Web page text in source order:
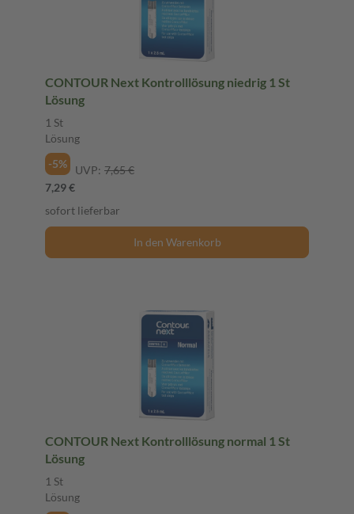
CONTOUR Next Kontrolllösung niedrig 1 St
Lösung
1 St
Lösung
-5%
UVP: 7,65 €
7,29 €
sofort lieferbar
In den Warenkorb
CONTOUR Next Kontrolllösung normal 1 St
Lösung
1 St
Lösung